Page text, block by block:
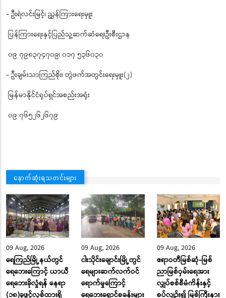
- ဦးရဲလင်းမြင့်၊ ညွှန်ကြားရေးမှူး
ပြန်ကြားရေးနှင့်ပြည်သူ့ဆက်ဆံရေးဦးစီးဌာန
၀၉ ၇၉၈၃၇၄၇၀၉၊ ၀၁၇ ၅၃၆၀၃၀
- ဦးချမ်းသာကြည်စိုး၊ တွဲဖက်အတွင်းရေးမှူး(၂)
မြန်မာနိုင်ငံရုပ်ရှင်အစည်းအရုံး
၀၉ ၇၆၅၂၆၂၆၇၉
နောက်ဆုံးရသတင်းများ
09 Aug, 2026
ရေကြည်မြို့နယ်တွင်
ရေဘေးကြောင့် ယာယီ
ရေဘေးခိုလှုံရန် နေရာ
(၁၈)ခုဖွင့်လှစ်ထားရှိ
09 Aug, 2026
ငါးသိုင်းချောင်းမြို့တွင်
ရေများဆက်လက်ဝင်
ရောက်မှုကြောင့်
ရေဘေးရှောင်စခန်းများ
09 Aug, 2026
ဧရာဝတီမြစ်ဆုံ-မြစ်
ညာမြစ်ဝှမ်းရေအား
လျှပ်စစ်စီမံကိန်းနှင့်
စပ်လျဉ်း၍ မြစ်ကြီးနား